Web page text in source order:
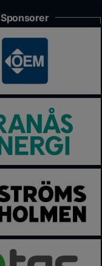
Sponsorer